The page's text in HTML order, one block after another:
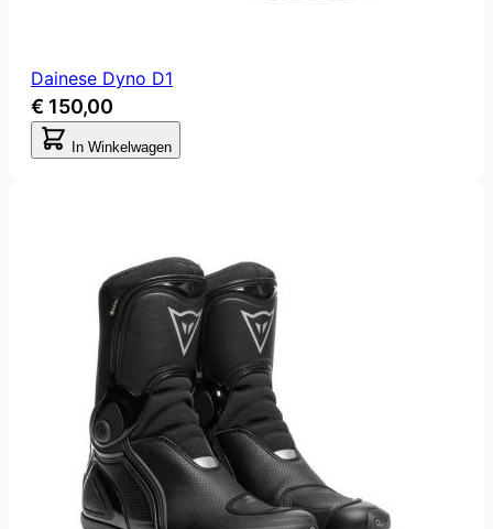
Dainese Dyno D1
€ 150,00
In Winkelwagen